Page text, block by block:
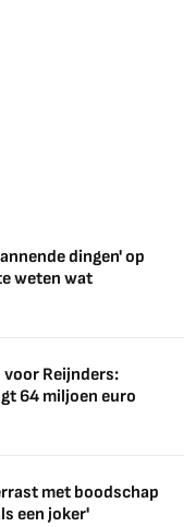
dingen' op
weten wat
Reijnders:
64 miljoen euro
met boodschap
een joker'